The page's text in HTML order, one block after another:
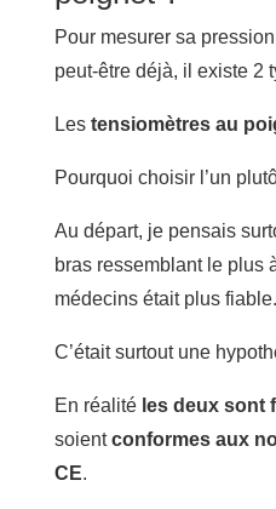
Pour mesurer sa
peut-être déjà, il existe 2
Les tensiomètres au
Pourquoi choisir l’un
Au départ, je pensais
bras ressemblant le plus
médecins était plus fiable.
C’était surtout une
En réalité les deux sont
soientconformes aux
CE.